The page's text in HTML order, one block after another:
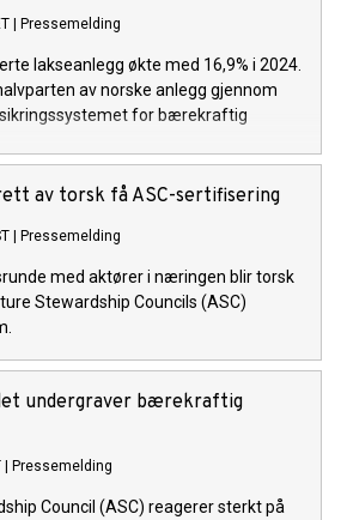
| Pressemelding
lakseanlegg økte med 16,9% i 2024.
av norske anlegg gjennom
for bærekraftig
av torsk få ASC-sertifisering
| Pressemelding
med aktører i næringen blir torsk
Stewardship Councils (ASC)
undergraver bærekraftig
| Pressemelding
Council (ASC) reagerer sterkt på